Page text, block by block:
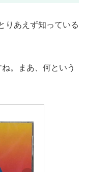
りあえず知っている
。まあ、何という